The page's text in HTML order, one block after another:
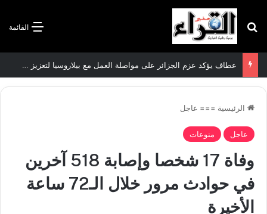
القائمة بحث عن
عطاف يؤكد عزم الجزائر على مواصلة العمل مع بيلاروسيا لتعزيز العلاقات الثنائية
الرئيسية === عاجل
عاجل منوعات
وفاة 17 شخصا وإصابة 518 آخرين
في حوادث مرور خلال الـ72 ساعة
الأخيرة